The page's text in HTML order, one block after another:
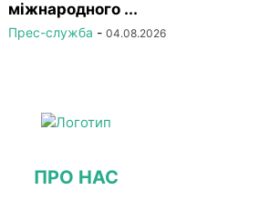
міжнародного ...
Прес-служба - 04.08.2026
ПРО НАС